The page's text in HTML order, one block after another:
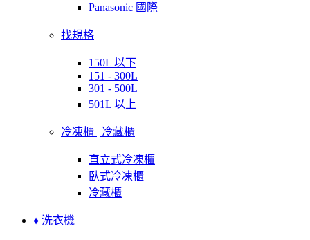
Panasonic 國際
找規格
150L 以下
151 - 300L
301 - 500L
501L 以上
冷凍櫃 | 冷藏櫃
直立式冷凍櫃
臥式冷凍櫃
冷藏櫃
♦ 洗衣機